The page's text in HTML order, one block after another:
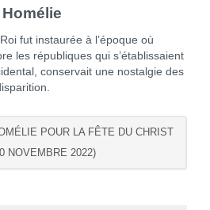
Homélie
instaurée à l’époque où
les républiques qui s’établissaient
conservait une nostalgie des
POUR LA FÊTE DU CHRIST
NOVEMBRE 2022)